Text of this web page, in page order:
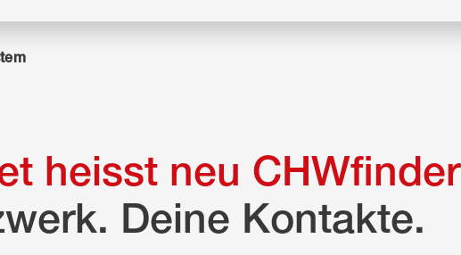
heisst neu CHWfinder
Deine Kontakte.